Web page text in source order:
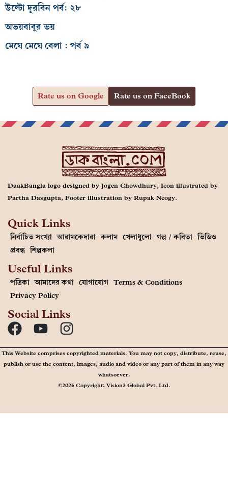
উল্টো দূরবিন পর্ব: ২৮
অভয়বাবুর ভয়
মেঘে মেঘে বেলা : পর্ব ৯
Rate us on Google Rate us on FaceBook
DaakBangla logo designed by Jogen Chowdhury, Icon illustrated by
Partha Dasgupta, Footer illustration by Rupak Neogy.
Quick Links
নির্বাচিত সংখ্যা আরামকেদারা কলাম খেলাধুলো গল্প / কবিতা ভিডিও
প্রবন্ধ শিল্পকলা
Useful Links
পত্রিকা আমাদের কথা যোগাযোগ Terms & Conditions
Privacy Policy
Social Links
This Website comprises copyrighted materials. You may not copy, distribute, reuse,
publish or use the content, images, audio and video or any part of them in any way
whatsoever.
©2026 Copyright: Vision3 Global Pvt. Ltd.